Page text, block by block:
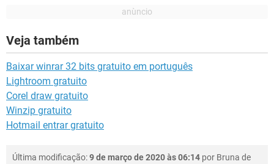
Veja também
Baixar winrar 32 bits gratuito em português
Lightroom gratuito
Corel draw gratuito
Winzip gratuito
Hotmail entrar gratuito
Última modificação:9 de março de 2020 às 06:14 por Bruna de